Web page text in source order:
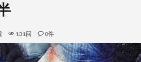
131回 0件